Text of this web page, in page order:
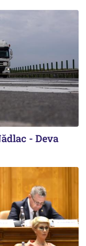
- Deva